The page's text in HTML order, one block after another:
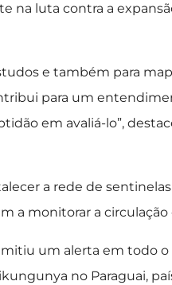
luta contra a
e também para
para um
em avaliá-lo”,
a rede de
a monitorar a
um alerta em todo
no Paraguai,